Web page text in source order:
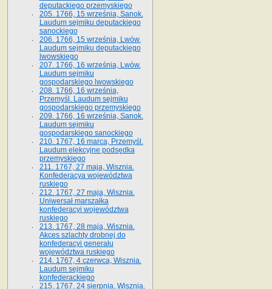
deputackiego przemyskiego
205. 1766, 15 września, Sanok.
Laudum sejmiku deputackiego
sanockiego
206. 1766, 15 września, Lwów.
Laudum sejmiku deputackiego
lwowskiego
207. 1766, 16 września, Lwów.
Laudum sejmiku
gospodarskiego lwowskiego
208. 1766, 16 września,
Przemyśl. Laudum sejmiku
gospodarskiego przemyskiego
209. 1766, 16 września, Sanok.
Laudum sejmiku
gospodarskiego sanockiego
210. 1767, 16 marca, Przemyśl.
Laudum elekcyjne podsędka
przemyskiego
211. 1767, 27 maja, Wisznia.
Konfederacya województwa
ruskiego
212. 1767, 27 maja, Wisznia.
Uniwersał marszałka
konfederacyi województwa
ruskiego
213. 1767, 28 maja, Wisznia.
Akces szlachty drobnej do
konfederacyi generału
województwa ruskiego
214. 1767, 4 czerwca, Wisznia.
Laudum sejmiku
konfederackiego
215. 1767, 24 sierpnia, Wisznia.